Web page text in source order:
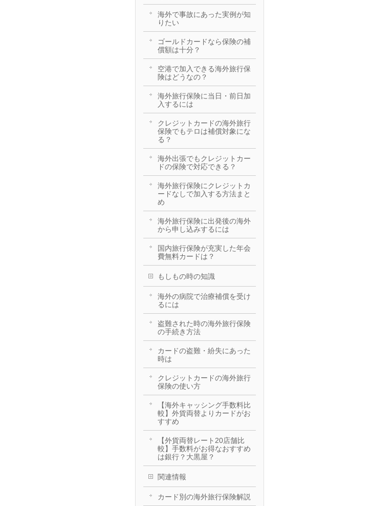
海外で事故にあった実例が知
りたい
ゴールドカードなら保険の補
償額は十分？
空港で加入できる海外旅行保
険はどうなの？
海外旅行保険に当日・前日加
入するには
クレジットカードの海外旅行
保険でもテロは補償対象にな
る？
海外出張でもクレジットカー
ドの保険で対応できる？
海外旅行保険にクレジットカ
ードなしで加入する方法まと
め
海外旅行保険に出発後の海外
から申し込みするには
国内旅行保険が充実した年会
費無料カードは？
もしもの時の知識
海外の病院で治療補償を受け
るには
盗難された時の海外旅行保険
の手続き方法
カードの盗難・紛失にあった
時は
クレジットカードの海外旅行
保険の使い方
【海外キャッシング手数料比
較】外貨両替よりカードがお
すすめ
【外貨両替レート20店舗比
較】手数料がお得なおすすめ
は銀行？大黒屋？
関連情報
カード別の海外旅行保険解説